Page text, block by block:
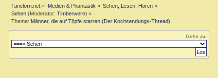
Tanelorn.net » Medien & Phantastik » Sehen, Lesen, Hören »
Sehen (Moderator:Timberwere) »
Thema: Männer, die auf Töpfe starren (Der Kochsendungs-Thread)
Gehe zu: